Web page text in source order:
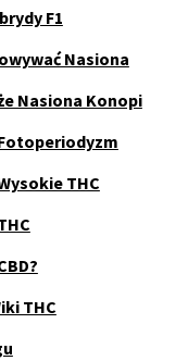
F1
Nasiona
Nasiona Konopi
THC
THC